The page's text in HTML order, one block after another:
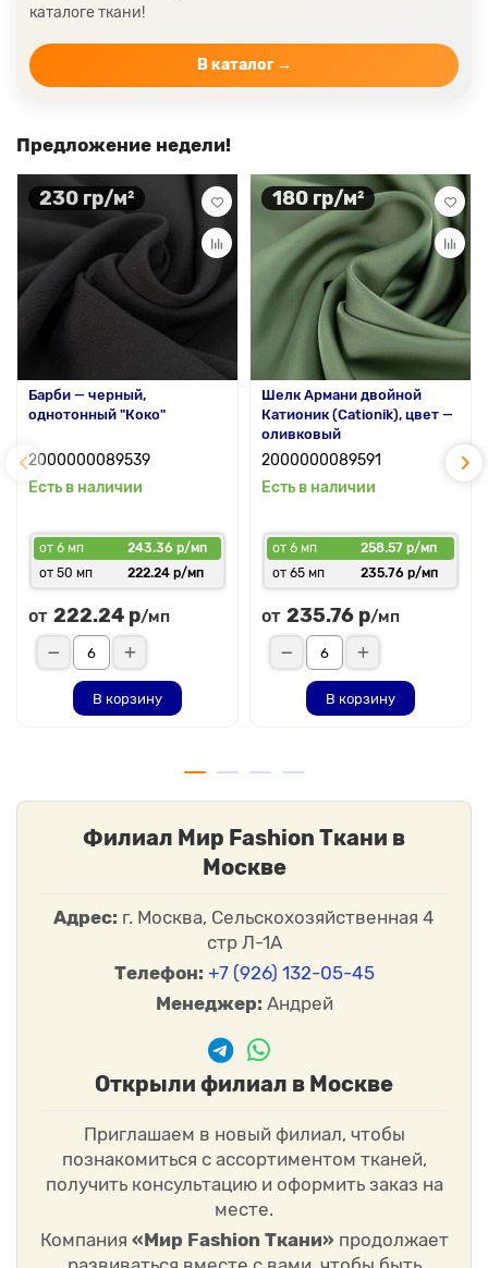
каталоге ткани!
В каталог →
Предложение недели!
230 гр/м²
Барби — черный,
однотонный "Коко"
2000000089539
Есть в наличии
от 6 мп
243.36 р/мп
от 50 мп
222.24 р/мп
от 222.24 р/мп
В корзину
180 гр/м²
Шелк Армани двойной
Катионик (Cationik), цвет —
оливковый
2000000089591
Есть в наличии
от 6 мп
258.57 р/мп
от 65 мп
235.76 р/мп
от 235.76 р/мп
В корзину
Филиал Мир Fashion Ткани в
Москве
Адрес: г. Москва, Сельскохозяйственная 4
стр Л-1А
Телефон: +7 (926) 132-05-45
Менеджер: Андрей
Открыли филиал в Москве
Приглашаем в новый филиал, чтобы
познакомиться с ассортиментом тканей,
получить консультацию и оформить заказ на
месте.
Компания «Мир Fashion Ткани» продолжает